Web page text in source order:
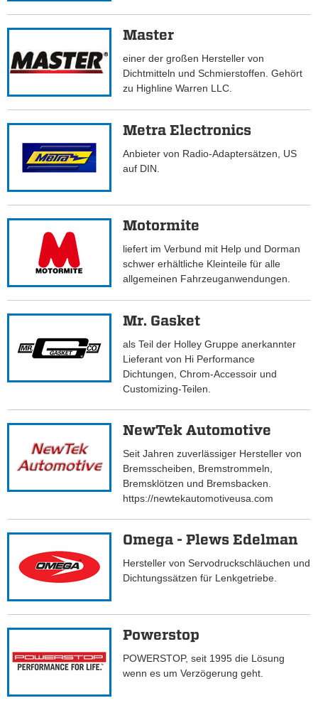
Master
einer der großen Hersteller von
Dichtmitteln und Schmierstoffen. Gehört
zu Highline Warren LLC.
Metra Electronics
Anbieter von Radio-Adaptersätzen, US
auf DIN.
Motormite
liefert im Verbund mit Help und Dorman
schwer erhältliche Kleinteile für alle
allgemeinen Fahrzeuganwendungen.
Mr. Gasket
als Teil der Holley Gruppe anerkannter
Lieferant von Hi Performance
Dichtungen, Chrom-Accessoir und
Customizing-Teilen.
NewTek Automotive
Seit Jahren zuverlässiger Hersteller von
Bremsscheiben, Bremstrommeln,
Bremsklötzen und Bremsbacken.
https://newtekautomotiveusa.com
Omega - Plews Edelman
Hersteller von Servodruckschläuchen und
Dichtungssätzen für Lenkgetriebe.
Powerstop
POWERSTOP, seit 1995 die Lösung
wenn es um Verzögerung geht.